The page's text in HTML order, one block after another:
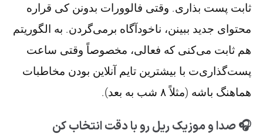
ثابت پست بذاری. وقتی فالوورات بدونن کی قراره
محتوای جدید ببینن، ناخودآگاه برمی‌گردن. به الگوریتم
هم ثابت می‌کنی که فعالی، مخصوصاً وقتی ساعت‌
پست‌گذاری‌ت با بیشترین تایم آنلاین بودن مخاطبات
هماهنگ باشه (مثلاً ۸ شب به بعد).
🎧 صدا و موزیک ریل رو با دقت انتخاب کن